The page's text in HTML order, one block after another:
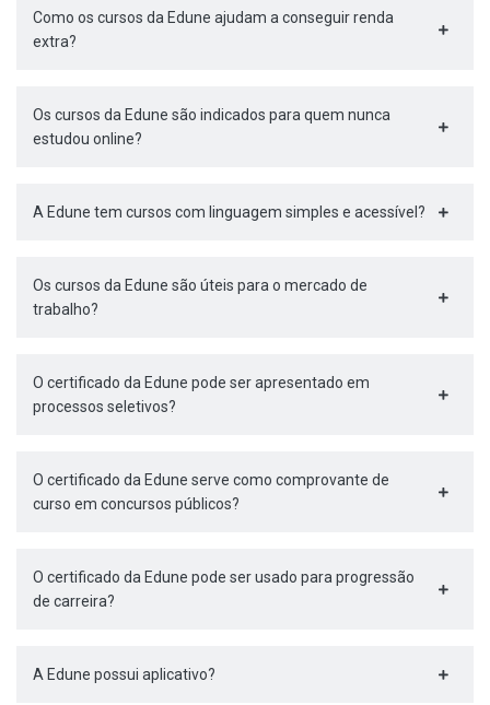
Como os cursos da Edune ajudam a conseguir renda
extra?
Os cursos da Edune são indicados para quem nunca
estudou online?
A Edune tem cursos com linguagem simples e acessível?
Os cursos da Edune são úteis para o mercado de
trabalho?
O certificado da Edune pode ser apresentado em
processos seletivos?
O certificado da Edune serve como comprovante de
curso em concursos públicos?
O certificado da Edune pode ser usado para progressão
de carreira?
A Edune possui aplicativo?